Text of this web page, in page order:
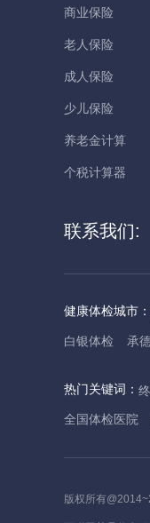
商业保险
老人保险
成人保险
少儿保险
养老金计算
个税计算器
联系我们:
健康体检城市：
白银体检
承
抚州体检
佛
哈尔滨体检
河池体检
海
热门关键词：
全国体检医院
版权所有